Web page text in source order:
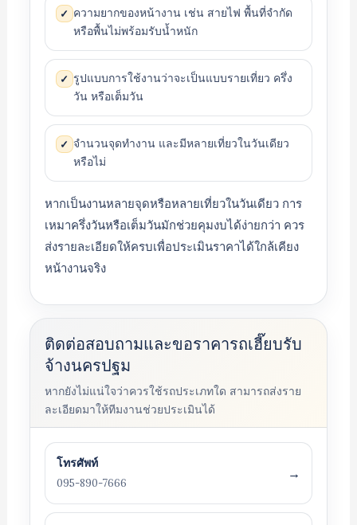
✓ ความยากของหน้างาน เช่น สายไฟ พื้นที่จำกัด
หรือพื้นไม่พร้อมรับน้ำหนัก
✓ รูปแบบการใช้งานว่าจะเป็นแบบรายเที่ยว ครึ่ง
วัน หรือเต็มวัน
✓ จำนวนจุดทำงาน และมีหลายเที่ยวในวันเดียว
หรือไม่
หากเป็นงานหลายจุดหรือหลายเที่ยวในวันเดียว การ
เหมาครึ่งวันหรือเต็มวันมักช่วยคุมงบได้ง่ายกว่า ควร
ส่งรายละเอียดให้ครบเพื่อประเมินราคาได้ใกล้เคียง
หน้างานจริง
ติดต่อสอบถามและขอราคารถเฮี๊ยบรับ
จ้างนครปฐม
หากยังไม่แน่ใจว่าควรใช้รถประเภทใด สามารถส่งราย
ละเอียดมาให้ทีมงานช่วยประเมินได้
โทรศัพท์
095-890-7666
→